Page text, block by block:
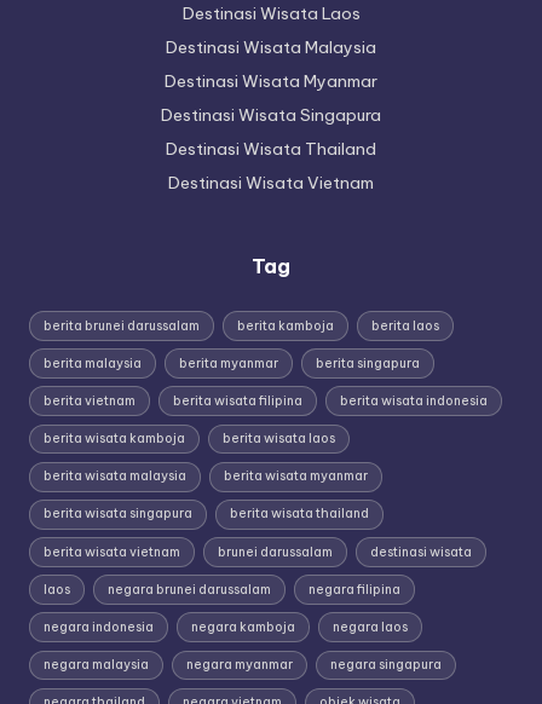
Destinasi Wisata Laos
Destinasi Wisata Malaysia
Destinasi Wisata Myanmar
Destinasi Wisata Singapura
Destinasi Wisata Thailand
Destinasi Wisata Vietnam
Tag
berita brunei darussalam berita kamboja berita laos
berita malaysia berita myanmar berita singapura
berita vietnam berita wisata filipina berita wisata indonesia
berita wisata kamboja berita wisata laos
berita wisata malaysia berita wisata myanmar
berita wisata singapura berita wisata thailand
berita wisata vietnam brunei darussalam destinasi wisata
laos negara brunei darussalam negara filipina
negara indonesia negara kamboja negara laos
negara malaysia negara myanmar negara singapura